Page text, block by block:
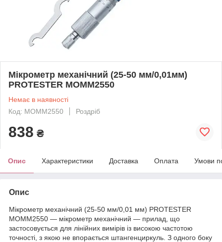
Мікрометр механічний (25-50 мм/0,01мм)
PROTESTER MOMM2550
Немає в наявності
Код: MOMM2550
Роздріб
838 ₴
Опис Характеристики Доставка Оплата Умови
Опис
Мікрометр механічний (25-50 мм/0,01 мм) PROTESTER
MOMM2550 — мікрометр механічний — прилад, що
застосовується для лінійних вимірів із високою частотою
точності, з якою не впорається штангенциркуль. З одного боку